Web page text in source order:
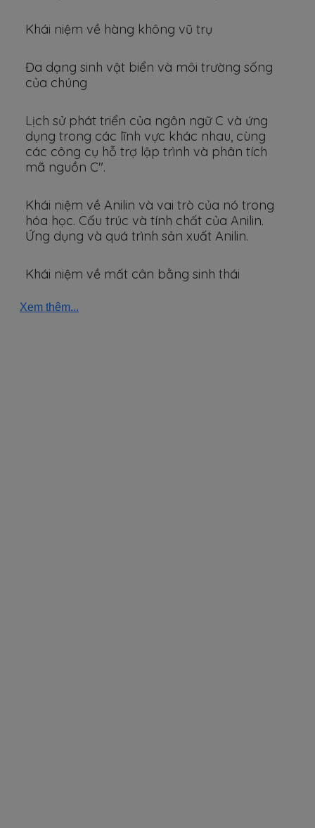
Khái niệm về hàng không vũ trụ
Đa dạng sinh vật biển và môi trường sống
của chúng
Lịch sử phát triển của ngôn ngữ C và ứng
dụng trong các lĩnh vực khác nhau, cùng
các công cụ hỗ trợ lập trình và phân tích
mã nguồn C".
Khái niệm về Anilin và vai trò của nó trong
hóa học. Cấu trúc và tính chất của Anilin.
Ứng dụng và quá trình sản xuất Anilin.
Khái niệm về mất cân bằng sinh thái
Xem thêm...